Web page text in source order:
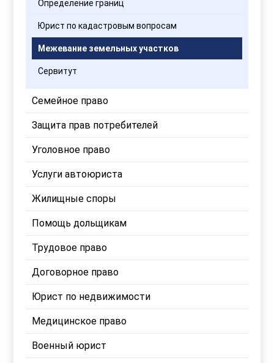
Определение границ
Юрист по кадастровым вопросам
Межевание земельных участков
Сервитут
Семейное право
Защита прав потребителей
Уголовное право
Услуги автоюриста
Жилищные споры
Помощь дольщикам
Трудовое право
Договорное право
Юрист по недвижимости
Медицинское право
Военный юрист